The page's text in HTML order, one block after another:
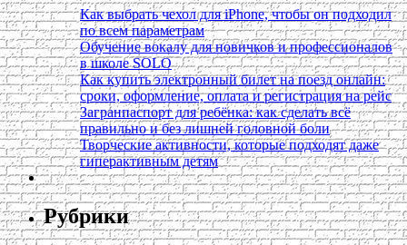
Как выбрать чехол для iPhone, чтобы он подходил
по всем параметрам
Обучение вокалу для новичков и профессионалов
в школе SOLO
Как купить электронный билет на поезд онлайн:
сроки, оформление, оплата и регистрация на рейс
Загранпаспорт для ребёнка: как сделать всё
правильно и без лишней головной боли
Творческие активности, которые подходят даже
гиперактивным детям
Рубрики